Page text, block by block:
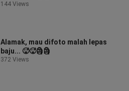
144 Views
Alamak, mau difoto malah lepas
baju... 🥵🥵🗿🗿
372 Views